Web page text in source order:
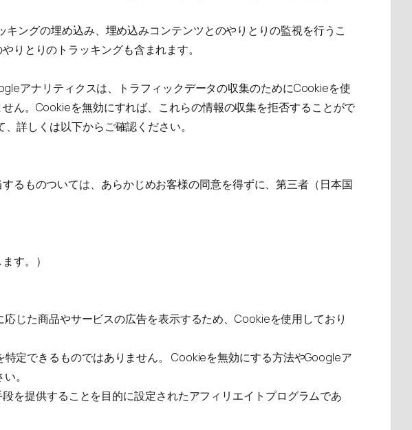
ングの埋め込み、埋め込みコンテンツとのやりとりの監視を行うこ
りとりのトラッキングも含まれます。
アナリティクスは、トラフィックデータの収集のためにCookieを使
ん。Cookieを無効にすれば、これらの情報の収集を拒否することがで
詳しくは以下からご確認ください。
るものついては、あらかじめお客様の同意を得ずに、第三者（日本国
す。）
じた商品やサービスの広告を表示するため、Cookieを使用しており
定できるものではありません。 Cookieを無効にする方法やGoogleア
。
を提供することを目的に設定されたアフィリエイトプログラムであ